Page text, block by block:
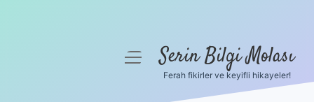
menüyüSerin Bilgi Molası
Ferah fikirler ve keyifli hikayeler!